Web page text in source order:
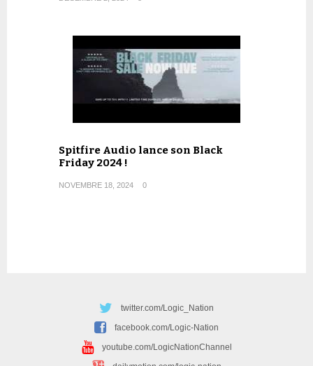
Spitfire Audio lance son Black
Friday 2024 !
NOVEMBRE 18, 2024 0
twitter.com/Logic_Nation
facebook.com/Logic-Nation
youtube.com/LogicNationChannel